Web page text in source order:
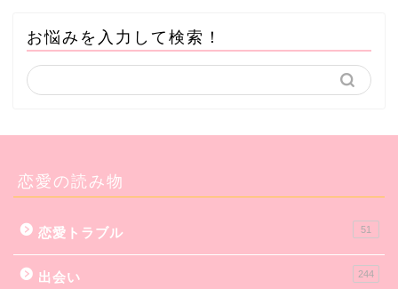
お悩みを入力して検索！
恋愛の読み物
恋愛トラブル 51
出会い 244